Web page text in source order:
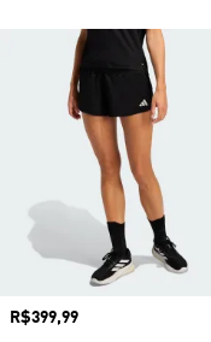
Preço
R$399,99